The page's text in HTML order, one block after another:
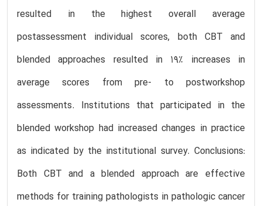
resulted in the highest overall average
postassessment individual scores, both CBT and
blended approaches resulted in 19% increases in
average scores from pre- to postworkshop
assessments. Institutions that participated in the
blended workshop had increased changes in practice
as indicated by the institutional survey. Conclusions:
Both CBT and a blended approach are effective
methods for training pathologists in pathologic cancer